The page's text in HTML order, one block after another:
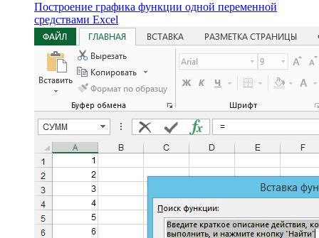
Построение графика функции одной переменной
средствами Excel